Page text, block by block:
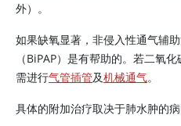
外）。
如果缺氧显著，非侵入性通气辅
（BiPAP）是有帮助的。若二氧
需进行气管插管及机械通气。
具体的附加治疗取决于肺水肿的病